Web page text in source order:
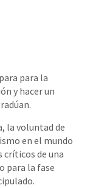
para la
y hacer un
la voluntad de
en el mundo
de una
para la fase